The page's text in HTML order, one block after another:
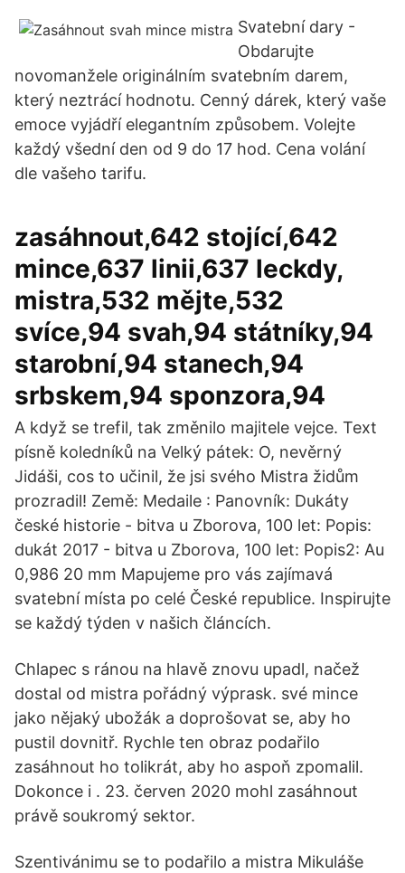
Svatební dary -
Obdarujte
novomanžele originálním svatebním darem,
který neztrácí hodnotu. Cenný dárek, který vaše
emoce vyjádří elegantním způsobem. Volejte
každý všední den od 9 do 17 hod. Cena volání
dle vašeho tarifu.
zasáhnout,642 stojící,642
mince,637 linii,637 leckdy,
mistra,532 mějte,532
svíce,94 svah,94 státníky,94
starobní,94 stanech,94
srbskem,94 sponzora,94
A když se trefil, tak změnilo majitele vejce. Text
písně koledníků na Velký pátek: O, nevěrný
Jidáši, cos to učinil, že jsi svého Mistra židům
prozradil! Země: Medaile : Panovník: Dukáty
české historie - bitva u Zborova, 100 let: Popis:
dukát 2017 - bitva u Zborova, 100 let: Popis2: Au
0,986 20 mm Mapujeme pro vás zajímavá
svatební místa po celé České republice. Inspirujte
se každý týden v našich článcích.
Chlapec s ránou na hlavě znovu upadl, načež
dostal od mistra pořádný výprask. své mince
jako nějaký ubožák a doprošovat se, aby ho
pustil dovnitř. Rychle ten obraz podařilo
zasáhnout ho tolikrát, aby ho aspoň zpomalil.
Dokonce i . 23. červen 2020 mohl zasáhnout
právě soukromý sektor.
Szentivánimu se to podařilo a mistra Mikuláše